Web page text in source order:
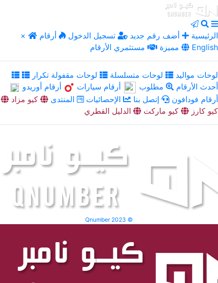
× الرئيسية أضف رقم جديد تسجيل الدخول
أرقام
مميزة
مستثمري الأرقام English
لوحات مواليد لوحات متسلسلة
لوحات مقفولة تكرار
أحدث الأرقام
مطلوب أرقام سيارات
أرقام أوريدو
أرقام فودافون
إتصل بنا الإحصائيات المنتدى
كيو مزاد
كيو كارز
كيو ماركت الدليل القطري
Qnumber 2023 ©